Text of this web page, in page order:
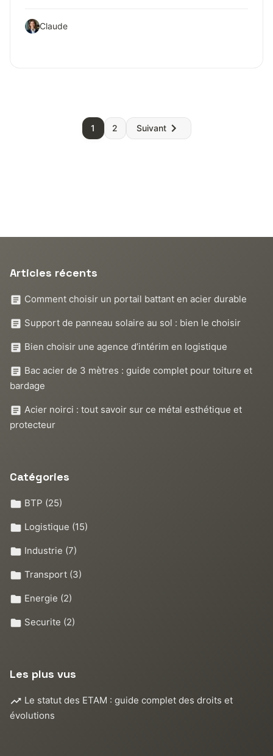
Claude
Pagination
des
1 2 Suivant
Articles récents
Comment choisir un portail battant en acier durable
Support de panneau solaire au sol : bien le choisir
Bien choisir une agence d’intérim en logistique
Bac acier de 3 mètres : guide complet pour toiture et
bardage
Acier noirci : tout savoir sur ce métal esthétique et
protecteur
Catégories
BTP (25)
Logistique (15)
Industrie (7)
Transport (3)
Energie (2)
Securite (2)
Les plus vus
Le statut des ETAM : guide complet des droits et
évolutions